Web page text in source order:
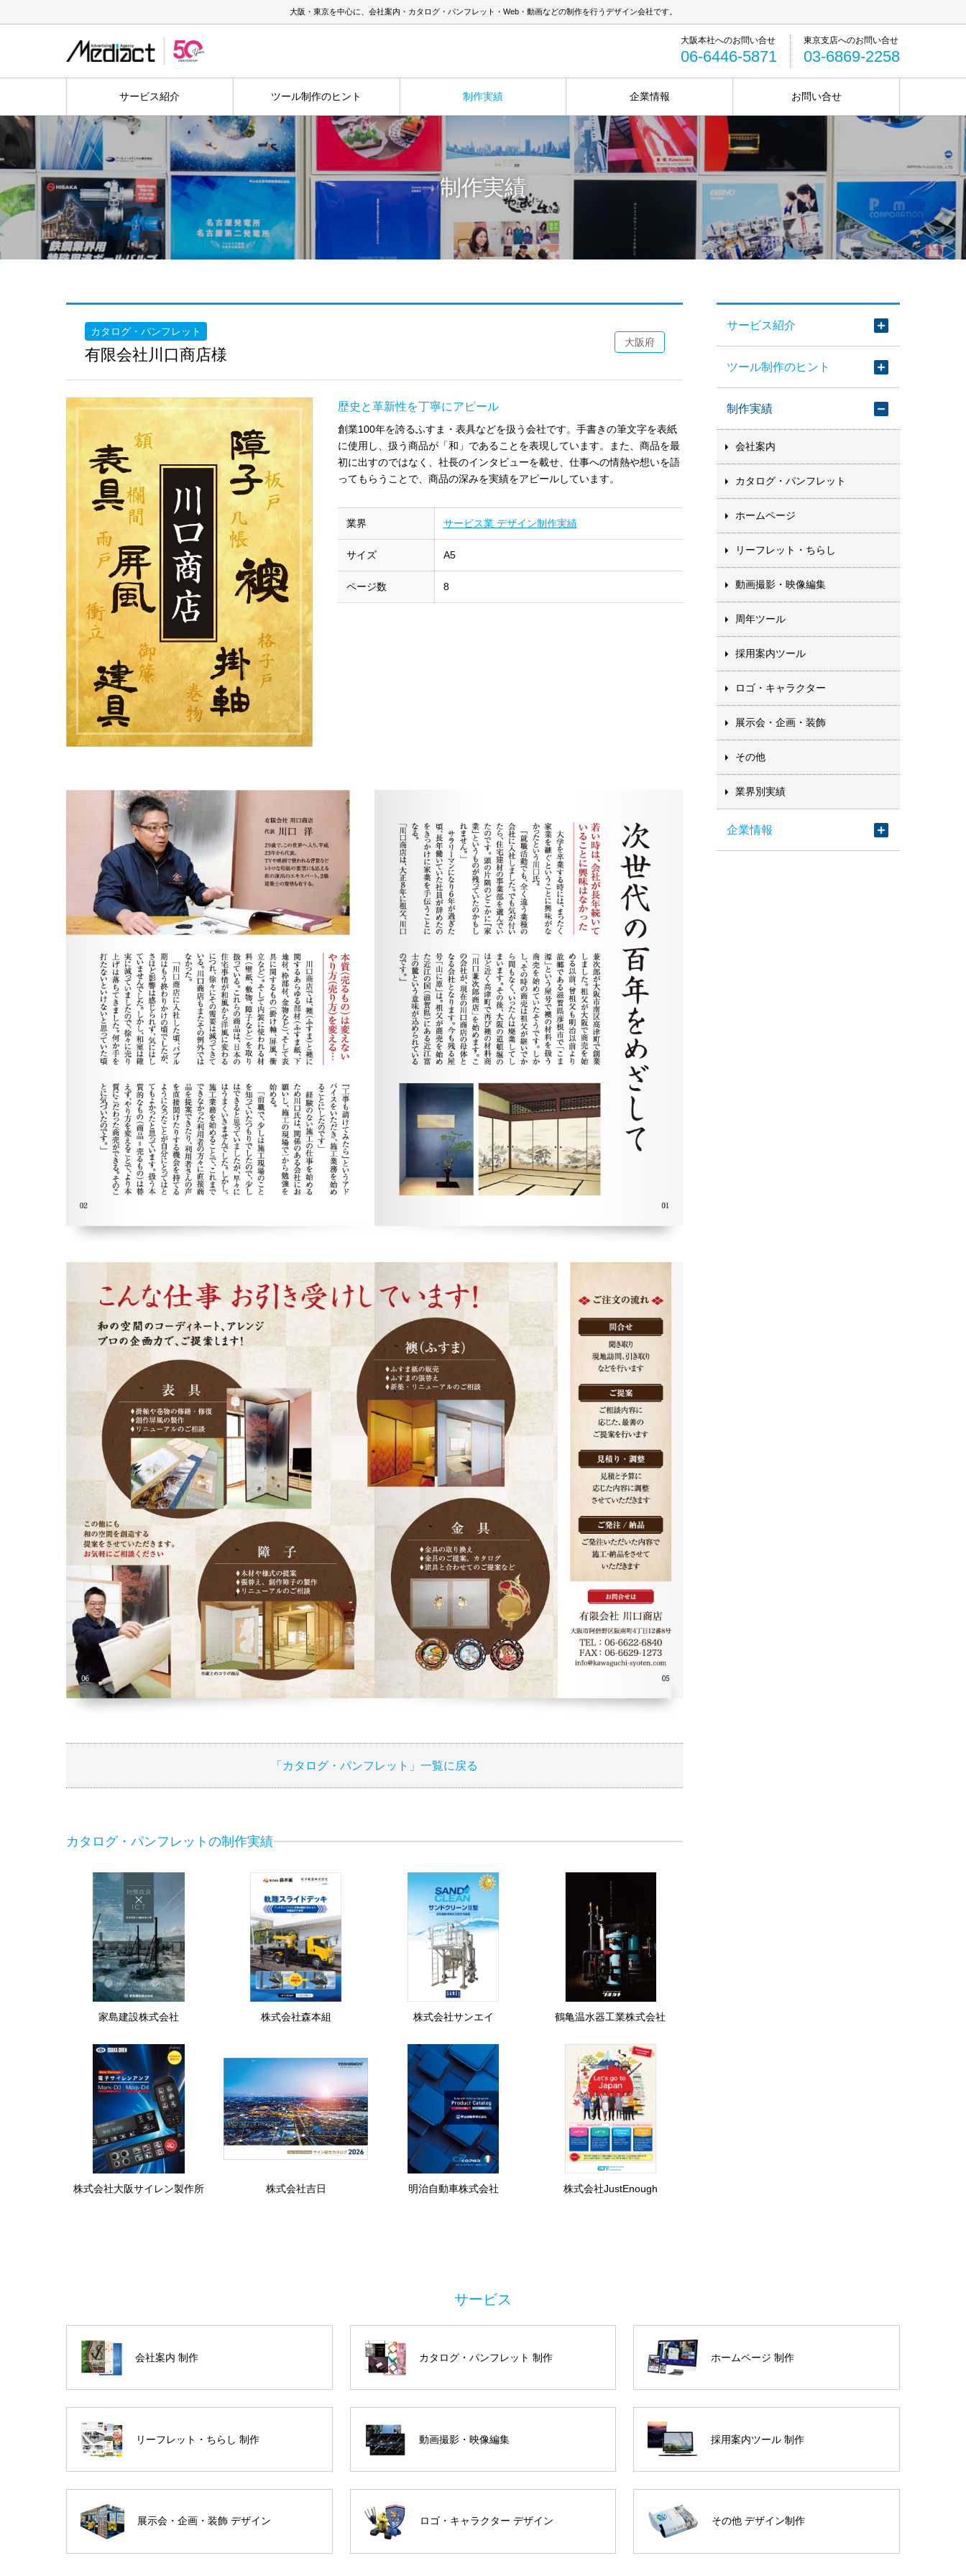
大阪・東京を中心に、会社案内・カタログ・パンフレット・Web・動画などの制作を行うデザイン会社です。
06-6446-5871 03-6869-2258
サービス紹介 ツール制作のヒント 制作実績 企業情報 お問い合せ
制作実績
カタログ・パンフレット
有限会社川口商店様
大阪府
歴史と革新性を丁寧にアピール
創業100年を誇るふすま・表具などを扱う会社です。手書きの筆文字を表紙
に使用し、扱う商品が「和」であることを表現しています。また、商品を最
初に出すのではなく、社長のインタビューを載せ、仕事への情熱や想いを語
ってもらうことで、商品の深みを実績をアピールしています。
業界 サービス業 デザイン制作実績
サイズ A5
ページ数 8
「カタログ・パンフレット」一覧に戻る
カタログ・パンフレットの制作実績
家島建設株式会社 株式会社森本組 株式会社サンエイ 鶴亀温水器工業株式会社
株式会社大阪サイレン製作所 株式会社吉日 明治自動車株式会社 株式会社JustEnough
サービス紹介
ツール制作のヒント
制作実績
会社案内
カタログ・パンフレット
ホームページ
リーフレット・ちらし
動画撮影・映像編集
周年ツール
採用案内ツール
ロゴ・キャラクター
展示会・企画・装飾
その他
業界別実績
企業情報
会社案内 制作 カタログ・パンフレット 制作 ホームページ 制作
リーフレット・ちらし 制作 動画撮影・映像編集 採用案内ツール 制作
展示会・企画・装飾 デザイン ロゴ・キャラクター デザイン その他 デザイン制作